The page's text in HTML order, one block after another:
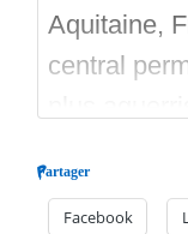
Aquitaine,
central
plus
Partager
Facebook